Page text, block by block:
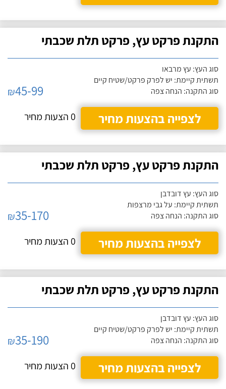
התקנת פרקט עץ, פרקט תלת שכבתי
סוג העץ: עץ מרבאו
תשתית קיימת: יש לפרק פרקט/שטיח קיים
סוג התקנה: הנחה צפה
₪45-99
לצפייה בהצעות מחיר
0 הצעות מחיר
התקנת פרקט עץ, פרקט תלת שכבתי
סוג העץ: עץ דובדבן
תשתית קיימת: על גבי מרצפות
סוג התקנה: הנחה צפה
₪35-170
לצפייה בהצעות מחיר
0 הצעות מחיר
התקנת פרקט עץ, פרקט תלת שכבתי
סוג העץ: עץ דובדבן
תשתית קיימת: יש לפרק פרקט/שטיח קיים
סוג התקנה: הנחה צפה
₪35-190
לצפייה בהצעות מחיר
0 הצעות מחיר